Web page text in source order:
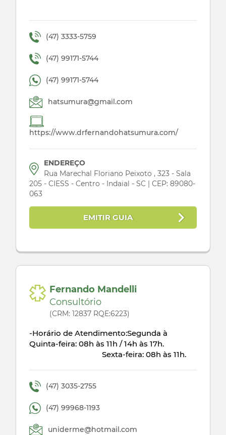
(47) 3333-5759
(47) 99171-5744
(47) 99171-5744
hatsumura@gmail.com
https://www.drfernandohatsumura.com/
ENDEREÇO
Rua Marechal Floriano Peixoto , 323 - Sala
205 - CIESS - Centro - Indaial - SC | CEP: 89080-
063
EMITIR GUIA
Fernando Mandelli
Consultório
(CRM: 12837 RQE:6223)
-Horário de Atendimento:Segunda à
Quinta-feira: 08h às 11h / 14h às 17h.
Sexta-feira: 08h às 11h.
(47) 3035-2755
(47) 99968-1193
uniderme@hotmail.com